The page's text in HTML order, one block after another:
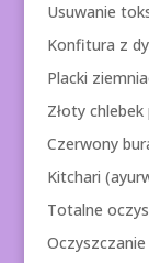
Usuwanie
Konfitura z
Placki
Złoty
Czerwony
Kitchari
Totalne